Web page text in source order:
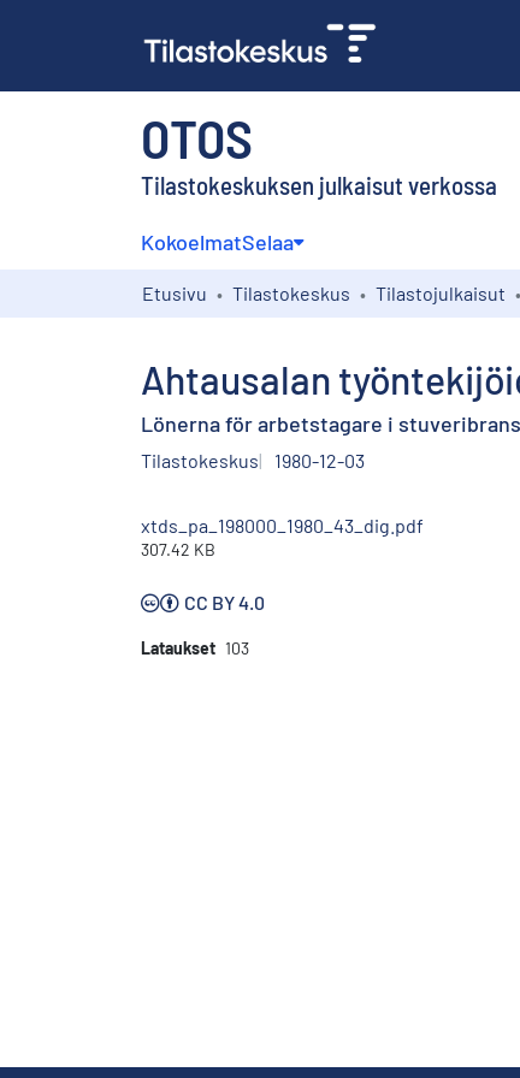
OTOS
Tilastokeskuksen julkaisut verkossa
KokoelmatSelaa
Etusivu Tilastokeskus Tilastojulkaisut
Ahtausalan
Lönerna för arbetstagare i
Tilastokeskus 1980-12-03
xtds_pa_198000_1980_43_dig.pdf
307.42 KB
CC BY 4.0
Lataukset 103